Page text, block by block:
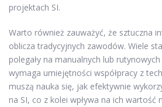
projektach SI.
Warto również zauważyć, że sztuczna
oblicza tradycyjnych zawodów. Wiele
polegały na manualnych lub
wymaga umiejętności współpracy z
muszą nauka się, jak efektywnie
na SI, co z kolei wpływa na ich wartość